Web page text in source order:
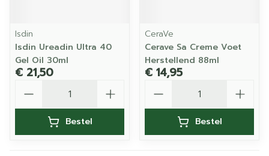
Isdin
Isdin Ureadin Ultra 40
Gel Oil 30ml
€ 21,50
Bestel
CeraVe
Cerave Sa Creme Voet
Herstellend 88ml
€ 14,95
Bestel